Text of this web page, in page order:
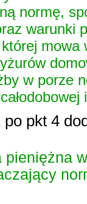
normę,
warunki
mowa
w
pkt 4
pieniężna